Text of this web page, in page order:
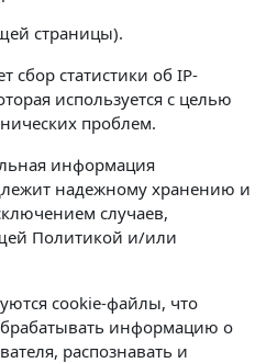
страницы).
сбор статистики об IP-
используется с целью
проблем.
информация
надежному хранению и
случаев,
Политикой и/или
cookie-файлы, что
информацию о
распознавать и